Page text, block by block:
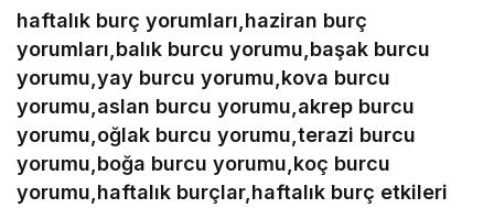
haftalık burç yorumları,haziran burç
yorumları,balık burcu yorumu,başak burcu
yorumu,yay burcu yorumu,kova burcu
yorumu,aslan burcu yorumu,akrep burcu
yorumu,oğlak burcu yorumu,terazi burcu
yorumu,boğa burcu yorumu,koç burcu
yorumu,haftalık burçlar,haftalık burç etkileri